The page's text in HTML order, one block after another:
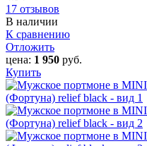
17 отзывов
В наличии
К сравнению
Отложить
цена: 1 950 руб.
Купить